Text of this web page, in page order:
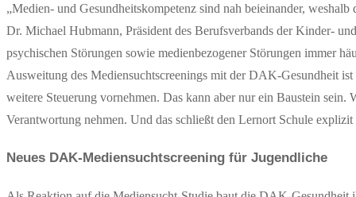
„Medien- und Gesundheitskompetenz sind nah beieinander,
Dr. Michael Hubmann, Präsident des Berufsverbands der Kinder-
psychischen Störungen sowie medienbezogener Störungen immer
Ausweitung des Mediensuchtscreenings mit der DAK-Gesundheit
weitere Steuerung vornehmen. Das kann aber nur ein Baustein
Verantwortung nehmen. Und das schließt den Lernort Schule explizit
Neues DAK-Mediensuchtscreening für Jugendliche